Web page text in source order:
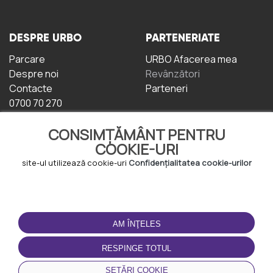
CONSIMȚĂMÂNT PENTRU
COOKIE-URI
site-ul utilizează cookie-uri Confidențialitatea cookie-urilor
AM ÎNŢELES
RESPINGE TOTUL
SETĂRI COOKIE
DESPRE URBO
Parcare
Despre noi
Contacte
0700 70 270
PARTENERIATE
URBO Afacerea mea
Revânzători
Parteneri
TERMENI DE UTILIZARE
Termeni și condiții
Politica de
Confidențialitate
Politica de cookie-uri
DESCĂRCAȚI
APLICAȚIA